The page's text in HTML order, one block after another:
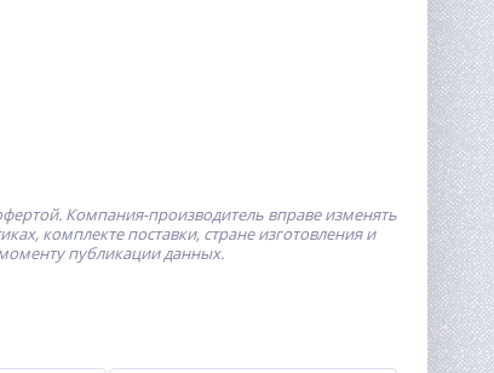
Компания-производитель вправе изменять
комплекте поставки, стране изготовления и
публикации данных.